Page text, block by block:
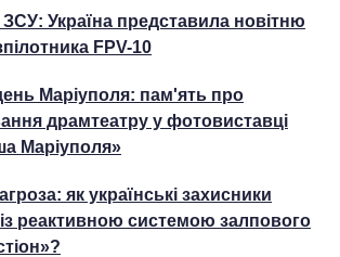
Україна представила новітню
FPV-10
Маріуполя: пам'ять про
драмтеатру у фотовиставці
Маріуполя»
як українські захисники
реактивною системою залпового